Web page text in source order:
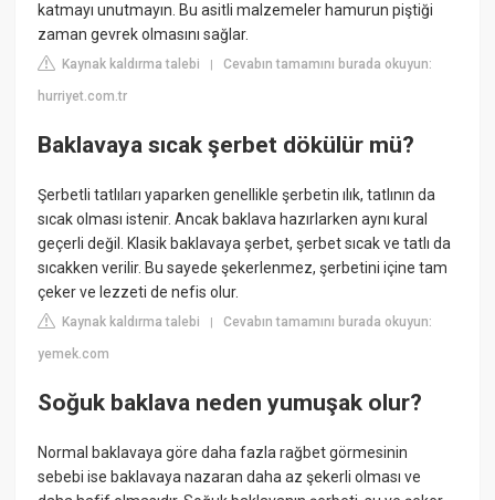
katmayı unutmayın. Bu asitli malzemeler hamurun piştiği
zaman gevrek olmasını sağlar.
Kaynak kaldırma talebi |Cevabın tamamını burada okuyun:
hurriyet.com.tr
Baklavaya sıcak şerbet dökülür mü?
Şerbetli tatlıları yaparken genellikle şerbetin ılık, tatlının da
sıcak olması istenir. Ancak baklava hazırlarken aynı kural
geçerli değil. Klasik baklavaya şerbet, şerbet sıcak ve tatlı da
sıcakken verilir. Bu sayede şekerlenmez, şerbetini içine tam
çeker ve lezzeti de nefis olur.
Kaynak kaldırma talebi |Cevabın tamamını burada okuyun:
yemek.com
Soğuk baklava neden yumuşak olur?
Normal baklavaya göre daha fazla rağbet görmesinin
sebebi ise baklavaya nazaran daha az şekerli olması ve